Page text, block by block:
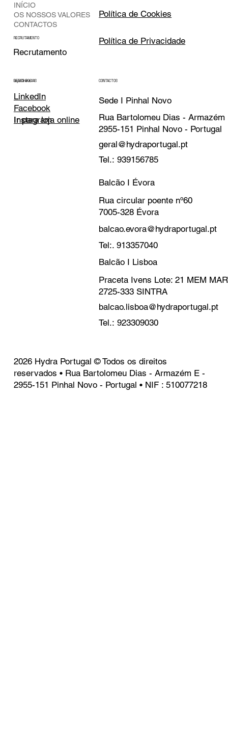
INÍCIO
OS NOSSOS VALORES
CONTACTOS
RECRUTAMENTO
Recrutamento
Política de Cookies
Política de Privacidade
REDES SOCIAIS
LinkedIn
Facebook
Instagram
Loja Online
Ir para loja online
CONTACTOS
Sede I Pinhal Novo
Rua Bartolomeu Dias - Armazém
2955-151 Pinhal Novo - Portugal
geral@hydraportugal.pt
Tel.: 939156785
Balcão I Évora
Rua circular poente nº60
7005-328 Évora
balcao.evora@hydraportugal.pt
Tel:. 913357040
Balcão I Lisboa
Praceta Ivens Lote: 21 MEM
2725-333 SINTRA
balcao.lisboa@hydraportugal.pt
Tel.: 923309030
2026 Hydra Portugal © Todos os direitos
reservados • Rua Bartolomeu Dias - Armazém E -
2955-151 Pinhal Novo - Portugal • NIF : 510077218